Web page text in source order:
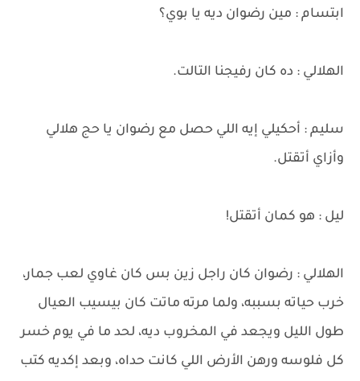
ابتسام : مين رضوان ديه يا بوي؟
الهلالي : ده كان رفيجنا التالت.
سليم : أحكيلي إيه اللي حصل مع رضوان يا حج هلالي
وأزاي أتقتل.
ليل : هو كمان أتقتل!
الهلالي : رضوان كان راجل زين بس كان غاوي لعب جمار،
خرب حياته بسببه، ولما مرته ماتت كان بيسيب العيال
طول الليل ويجعد في المخروب ديه، لحد ما في يوم خسر
كل فلوسه ورهن الأرض اللي كانت حداه، وبعد إكديه كتب